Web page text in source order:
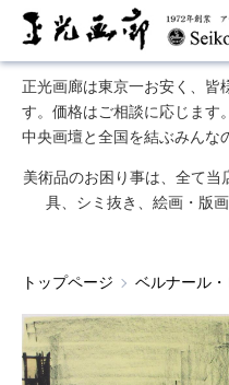
正光画廊は東京一お安く、皆
す。価格はご相談に応じます。
中央画壇と全国を結ぶみんな
美術品のお困り事は、全て当
具、シミ抜き、絵画・版
トップページ ベルナール